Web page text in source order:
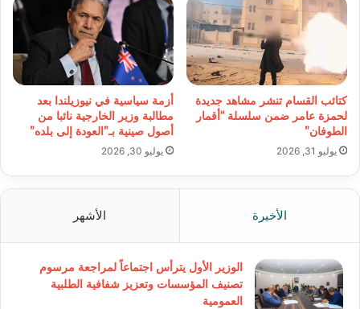
كتائب القسام تنشر مشاهد جديدة
لحمزة عامر ضمن سلسلة “أقمار
الطوفان”
يوليو 31, 2026
أزمة سياسية في نيوزيلندا بعد
مطالبة وزير الخارجية نائبا من
أصول صينية بـ”العودة إلى بلده”
يوليو 30, 2026
الأخيرة الأشهر
الوزير الأول يترأس اجتماعاً لمراجعة مرسوم
تصنيف المؤسسات وتعزيز شفافية الطلبية
العمومية